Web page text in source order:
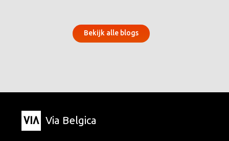
Bekijk alle blogs
Via Belgica